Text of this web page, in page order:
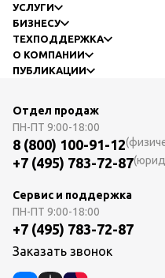
УСЛУГИ
БИЗНЕСУ
ТЕХПОДДЕРЖКА
О КОМПАНИИ
ПУБЛИКАЦИИ
Отдел продаж
ПН-ПТ 9:00-18:00
8 (800) 100-91-12
+7 (495) 783-72-87
Сервис и поддержка
ПН-ПТ 9:00-18:00
+7 (495) 783-72-87
Заказать звонок